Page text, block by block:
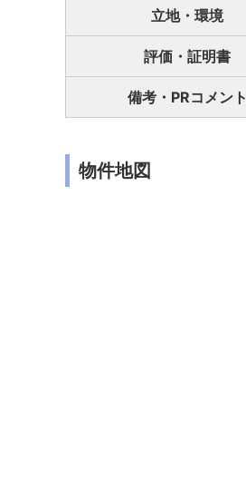
立地・環境
評価・証明書
備考・PRコメント
物件地図